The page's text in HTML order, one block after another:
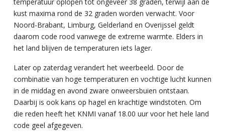
temperatuur oplopen tot ongeveer 38 graden, terwijl aan de
kust maxima rond de 32 graden worden verwacht. Voor
Noord-Brabant, Limburg, Gelderland en Overijssel geldt
daarom code rood vanwege de extreme warmte. Elders in
het land blijven de temperaturen iets lager.
Later op zaterdag verandert het weerbeeld. Door de
combinatie van hoge temperaturen en vochtige lucht kunnen
in de middag en avond zware onweersbuien ontstaan.
Daarbij is ook kans op hagel en krachtige windstoten. Om
die reden heeft het KNMI vanaf 18.00 uur voor het hele land
code geel afgegeven.